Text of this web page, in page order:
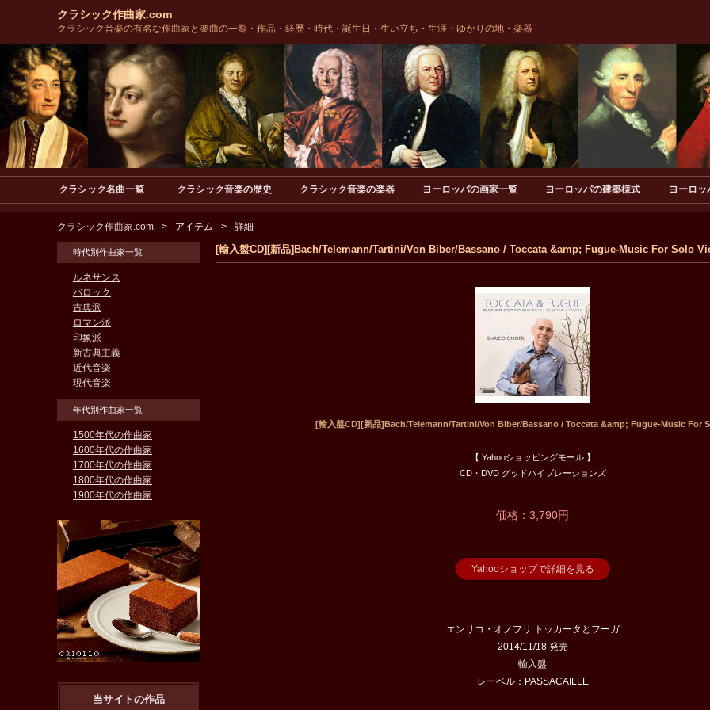
クラシック作曲家.com
クラシック音楽の有名な作曲家と楽曲の一覧・作品・経歴・時代・誕生日・生い立ち・生涯・ゆかりの地・楽器
クラシック名曲一覧 クラシック音楽の歴史 クラシック音楽の楽器 ヨーロッパの画家一覧 ヨーロッパの建築様式 ヨーロッ
クラシック作曲家.com アイテム 詳細
[輸入盤CD][新品]Bach/Telemann/Tartini/Von Biber/Bassano / Toccata &amp; Fugue-Music For Solo
[輸入盤CD][新品]Bach/Telemann/Tartini/Von Biber/Bassano / Toccata &amp; Fugue-Music For
【 Yahooショッピングモール 】
CD・DVD グッドバイブレーションズ
価格：3,790円
Yahooショップで詳細を見る
エンリコ・オノフリ トッカータとフーガ
2014/11/18 発売
輸入盤
レーベル：PASSACAILLE
時代別作曲家一覧
ルネサンス
バロック
古典派
ロマン派
印象派
新古典主義
近代音楽
現代音楽
年代別作曲家一覧
1500年代の作曲家
1600年代の作曲家
1700年代の作曲家
1800年代の作曲家
1900年代の作曲家
当サイトの作品